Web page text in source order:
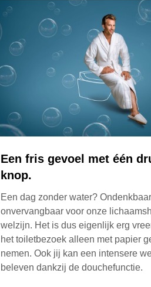
Een fris gevoel met één
knop.
Een dag zonder water?
onvervangbaar voor onze
welzijn. Het is dus eigenlijk erg
het toiletbezoek alleen met papier
nemen. Ook jij kan een intensere
beleven dankzij de douchefunctie.